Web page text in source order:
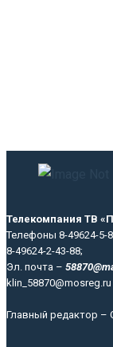
Телекомпания ТВ
Телефоны 8-49624-5-
8-49624-2-43-88;
Эл. почта –
klin_58870@mosreg.ru
Главный редактор –